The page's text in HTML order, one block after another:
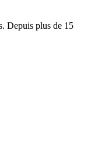
Depuis plus de 15